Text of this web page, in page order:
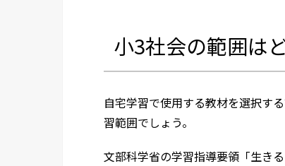
小3社会の範囲は
自宅学習で使用する教材を選択す
習範囲でしょう。
文部科学省の学習指導要領「生き